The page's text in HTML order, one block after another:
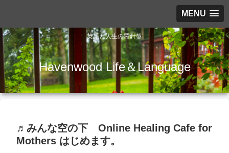
MENU
英語と人生の羅針盤
Havenwood Life＆Language
♬みんな空の下 Online Healing Cafe for
Mothers はじめます。